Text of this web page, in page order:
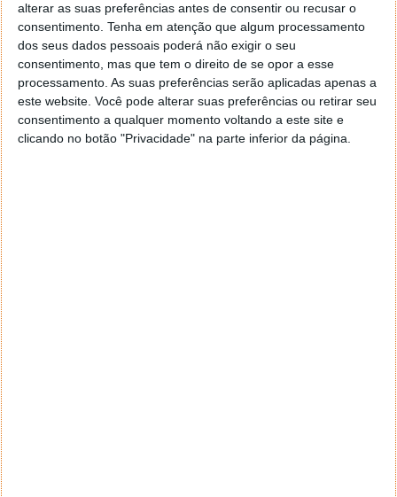
alterar as suas preferências antes de consentir ou recusar o
consentimento. Tenha em atenção que algum processamento
dos seus dados pessoais poderá não exigir o seu
consentimento, mas que tem o direito de se opor a esse
processamento. As suas preferências serão aplicadas apenas a
este website. Você pode alterar suas preferências ou retirar seu
consentimento a qualquer momento voltando a este site e
clicando no botão "Privacidade" na parte inferior da página.
processador Ryzen 9 7900X3D
PRÓXIMO ARTIGO
O ChatGPT agora é músico! Peça-lhe para escrever